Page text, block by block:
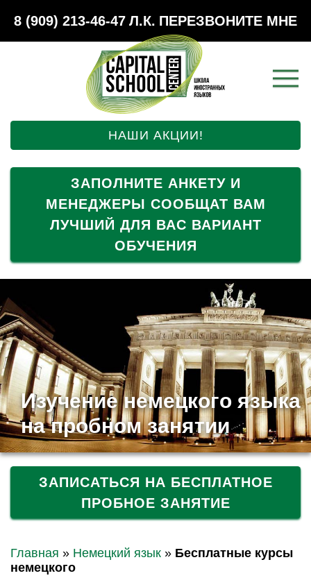
8 (909) 213-46-47 Л.К. ПЕРЕЗВОНИТЕ МНЕ
НАШИ АКЦИИ!
ЗАПОЛНИТЕ АНКЕТУ И
МЕНЕДЖЕРЫ СООБЩАТ ВАМ
ЛУЧШИЙ ДЛЯ ВАС ВАРИАНТ
ОБУЧЕНИЯ
Изучение немецкого языка
на пробном занятии
ЗАПИСАТЬСЯ НА БЕСПЛАТНОЕ
ПРОБНОЕ ЗАНЯТИЕ
Главная » Немецкий язык » Бесплатные курсы
немецкого